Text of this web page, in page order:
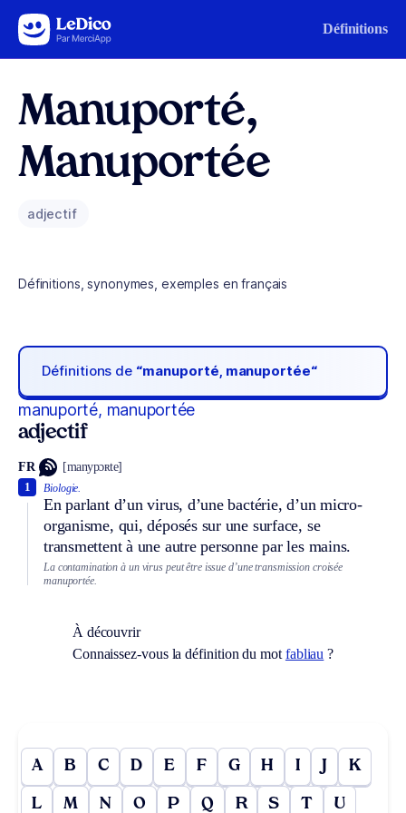
Aller au contenu Définitions
Manuporté,
Manuportée
adjectif
Définitions, synonymes, exemples en français
Définitions de “manuporté, manuportée“
manuporté, manuportée
adjectif
FR [manypɔʀte]
Biologie.
En parlant d’un virus, d’une bactérie, d’un micro-
organisme, qui, déposés sur une surface, se
transmettent à une autre personne par les mains.
1
La contamination à un virus peut être issue d’une transmission croisée
manuportée.
À découvrir
Connaissez-vous la définition du mot fabliau ?
A B C D E F G H I J K
L M N O P Q R S T U